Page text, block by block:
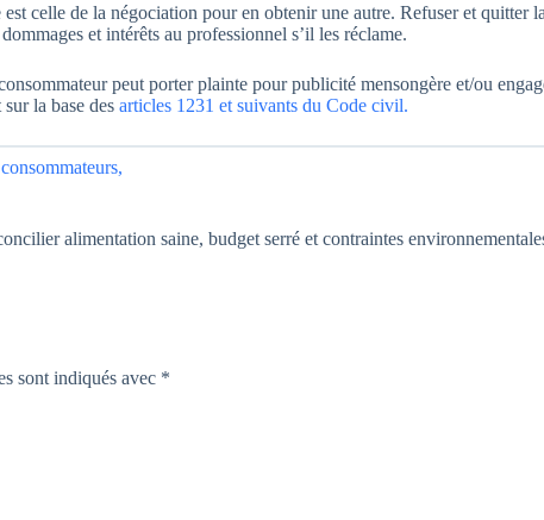
celle de la négociation pour en obtenir une autre. Refuser et quitter la
et intérêts au professionnel s’il les réclame.
peut porter plainte pour publicité mensongère et/ou
la base des articles 1231 et suivants du Code civil.
alimentation saine, budget serré et contraintes
sont indiqués avec *